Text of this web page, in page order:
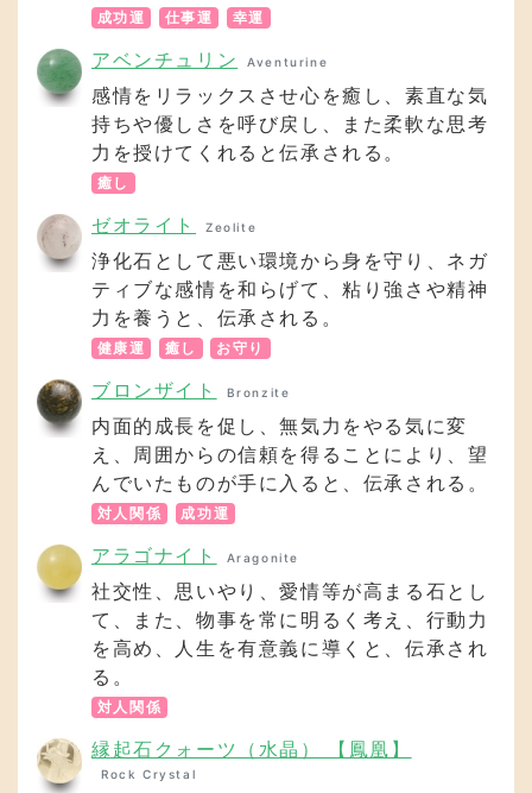
成功運 仕事運 幸運
アベンチュリン Aventurine
感情をリラックスさせ心を癒し、素直な気
持ちや優しさを呼び戻し、また柔軟な思考
力を授けてくれると伝承される。
癒し
ゼオライト Zeolite
浄化石として悪い環境から身を守り、ネガ
ティブな感情を和らげて、粘り強さや精神
力を養うと、伝承される。
健康運 癒し お守り
ブロンザイト Bronzite
内面的成長を促し、無気力をやる気に変
え、周囲からの信頼を得ることにより、望
んでいたものが手に入ると、伝承される。
対人関係 成功運
アラゴナイト Aragonite
社交性、思いやり、愛情等が高まる石とし
て、また、物事を常に明るく考え、行動力
を高め、人生を有意義に導くと、伝承され
る。
対人関係
縁起石クォーツ（水晶） 【鳳凰】
Rock Crystal